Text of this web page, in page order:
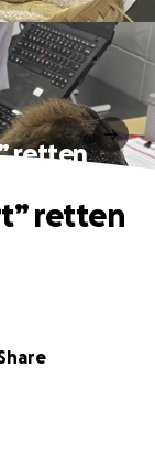
retten
retten